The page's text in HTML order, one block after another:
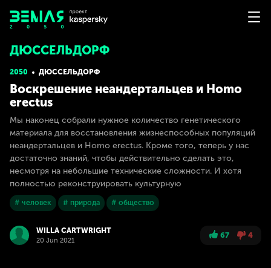
ДЮССЕЛЬДОРФ
2050 ДЮССЕЛЬДОРФ
Воскрешение неандертальцев и Homo
erectus
Мы наконец собрали нужное количество генетического
материала для восстановления жизнеспособных популяций
неандертальцев и Homo erectus. Кроме того, теперь у нас
достаточно знаний, чтобы действительно сделать это,
несмотря на небольшие технические сложности. И хотя
полностью реконструировать культурную
# человек # природа # общество
WILLA CARTWRIGHT
20 Jun 2021
67 4